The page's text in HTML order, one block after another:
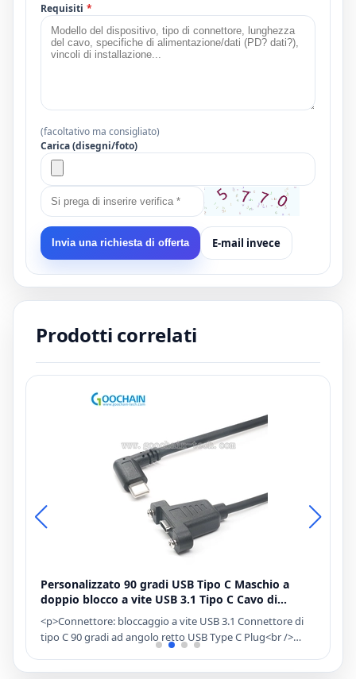
Requisiti *
(facoltativo ma consigliato)
Carica (disegni/foto)
Invia una richiesta di offerta E-mail invece
Prodotti correlati
Personalizzato 90 gradi USB Tipo C Maschio a
doppio blocco a vite USB 3.1 Tipo C Cavo di
prolunga femminile
<p>Connettore: bloccaggio a vite USB 3.1 Connettore di
tipo C 90 gradi ad angolo retto USB Type C Plug<br />
ODM ODM Dual Panel Panel Mount Vite USB Tipo C Cable
Specifiche<br /> Attuale: 3A o capacità personalizzata è il